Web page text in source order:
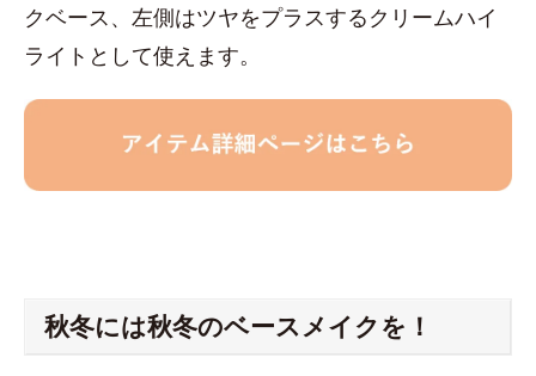
クベース、左側はツヤをプラスするクリームハイ
ライトとして使えます。
秋冬には秋冬のベースメイクを！